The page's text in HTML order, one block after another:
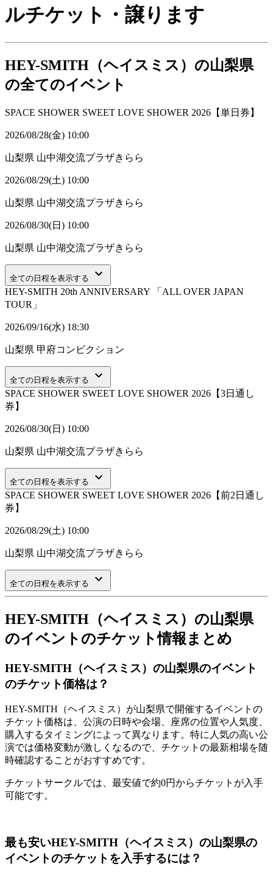
ルチケット・譲ります
HEY-SMITH（ヘイスミス）の山梨県
の全てのイベント
SPACE SHOWER SWEET LOVE SHOWER 2026【単日券】
2026/08/28(金) 10:00
山梨県 山中湖交流プラザきらら
2026/08/29(土) 10:00
山梨県 山中湖交流プラザきらら
2026/08/30(日) 10:00
山梨県 山中湖交流プラザきらら
全ての日程を表示する keyboard_arrow_down
HEY-SMITH 20th ANNIVERSARY 「ALL OVER JAPAN
TOUR」
2026/09/16(水) 18:30
山梨県 甲府コンビクション
全ての日程を表示する keyboard_arrow_down
SPACE SHOWER SWEET LOVE SHOWER 2026【3日通し
券】
2026/08/30(日) 10:00
山梨県 山中湖交流プラザきらら
全ての日程を表示する keyboard_arrow_down
SPACE SHOWER SWEET LOVE SHOWER 2026【前2日通し
券】
2026/08/29(土) 10:00
山梨県 山中湖交流プラザきらら
全ての日程を表示する keyboard_arrow_down
HEY-SMITH（ヘイスミス）の山梨県
のイベントのチケット情報まとめ
HEY-SMITH（ヘイスミス）の山梨県のイベント
のチケット価格は？
HEY-SMITH（ヘイスミス）が山梨県で開催するイベントの
チケット価格は、公演の日時や会場、座席の位置や人気度、
購入するタイミングによって異なります。特に人気の高い公
演では価格変動が激しくなるので、チケットの最新相場を随
時確認することがおすすめです。
チケットサークルでは、最安値で約0円からチケットが入手
可能です。
最も安いHEY-SMITH（ヘイスミス）の山梨県の
イベントのチケットを入手するには？